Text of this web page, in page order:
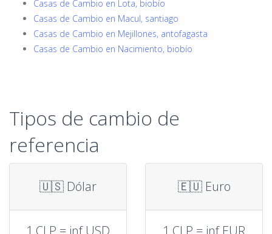
Casas de Cambio en Lota, biobío
Casas de Cambio en Macul, santiago
Casas de Cambio en Mejillones, antofagasta
Casas de Cambio en Nacimiento, biobío
Tipos de cambio de
referencia
🇺🇸 Dólar 🇪🇺 Euro